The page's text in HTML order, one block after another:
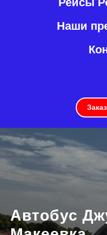
Наши
Автобус